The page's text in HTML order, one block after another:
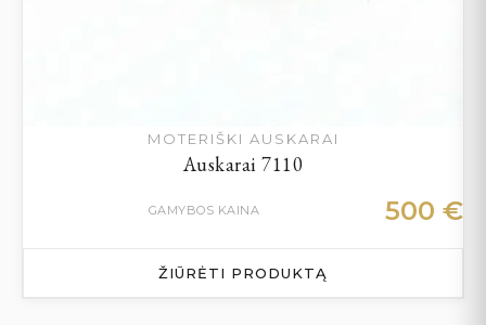
MOTERIŠKI AUSKARAI
Auskarai 7110
GAMYBOS KAINA 500 €
ŽIŪRĖTI PRODUKTĄ